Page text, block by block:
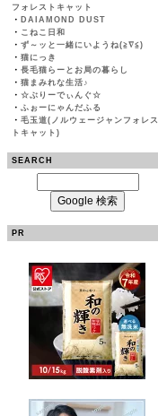
フォレストキャット
・ DAIAMOND DUST
・ こねこ日和
・ ず～ッと一緒にいようね(≧∇≦)
・ 猫にっき
・ 長毛猫らーとお局の暮らし
・ 猫まみれな生活♪
・ ☆ぶりーでぃんぐ☆
・ ふぉーにゃんだふる
・ 毛玉道(ノルウェージャンフォレス
トキャット)
SEARCH
PR